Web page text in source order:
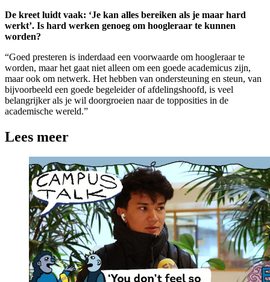
De kreet luidt vaak: ‘Je kan alles bereiken als je maar hard
werkt’. Is hard werken genoeg om hoogleraar te kunnen
worden?
“Goed presteren is inderdaad een voorwaarde om hoogleraar te
worden, maar het gaat niet alleen om een goede academicus zijn,
maar ook om netwerk. Het hebben van ondersteuning en steun, van
bijvoorbeeld een goede begeleider of afdelingshoofd, is veel
belangrijker als je wil doorgroeien naar de topposities in de
academische wereld.”
Lees meer